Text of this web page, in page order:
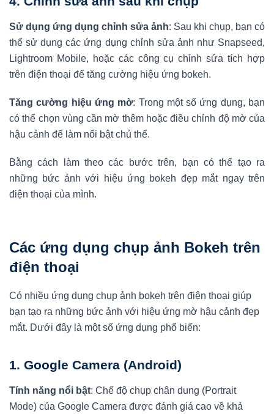
Sử dụng ứng dụng chỉnh sửa ảnh: Sau khi chụp, bạn có
thể sử dụng các ứng dụng chỉnh sửa ảnh như Snapseed,
Lightroom Mobile, hoặc các công cụ chỉnh sửa tích hợp
trên điện thoại để tăng cường hiệu ứng bokeh.
Tăng cường hiệu ứng mờ: Trong một số ứng dụng, bạn
có thể chọn vùng cần mờ thêm hoặc điều chỉnh độ mờ của
hậu cảnh để làm nổi bật chủ thể.
Bằng cách làm theo các bước trên, bạn có thể tạo ra
những bức ảnh với hiệu ứng bokeh đẹp mắt ngay trên
điện thoại của mình.
Các ứng dụng chụp ảnh Bokeh trên
điện thoại
Có nhiều ứng dụng chụp ảnh bokeh trên điện thoại giúp
bạn tạo ra những bức ảnh với hiệu ứng mờ hậu cảnh đẹp
mắt. Dưới đây là một số ứng dụng phổ biến:
1. Google Camera (Android)
Tính năng nổi bật: Chế độ chụp chân dung (Portrait
Mode) của Google Camera được đánh giá cao về khả